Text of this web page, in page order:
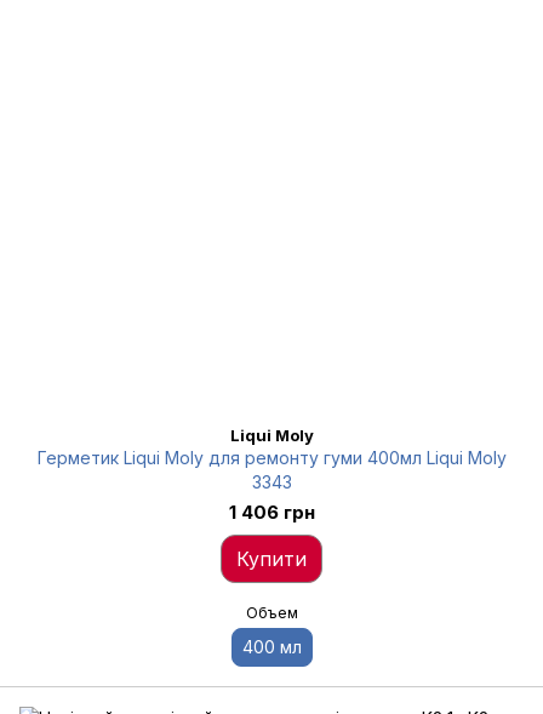
Liqui Moly
Герметик Liqui Moly для ремонту гуми 400мл Liqui Moly
3343
1 406 грн
Купити
Объем
400 мл